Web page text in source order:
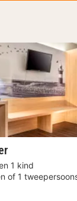
1 kind
of 1